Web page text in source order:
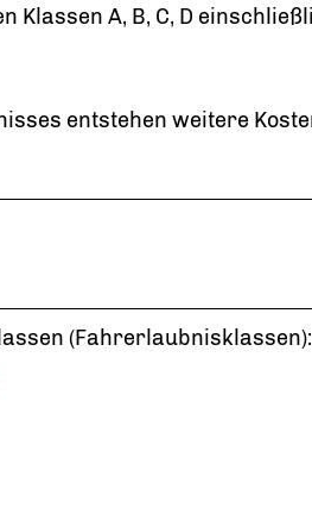
Klassen A, B, C, D
entstehen weitere
(Fahrerlaubnisklassen):